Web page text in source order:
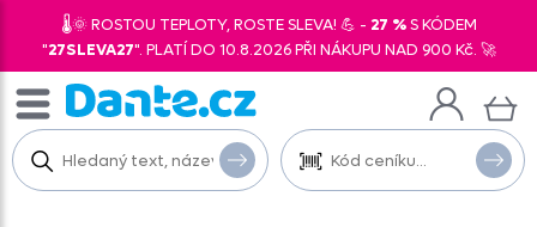
🌡️🌞 ROSTOU TEPLOTY, ROSTE SLEVA! 💪 - 27 %S KÓDEM
"27SLEVA27". PLATÍ DO 10.8.2026 PŘI NÁKUPU NAD 900 Kč. 🚀